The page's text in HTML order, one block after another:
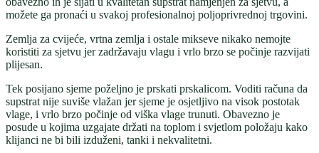
možete ga pronaći u svakoj profesionalnoj poljoprivrednoj trgovini.
Zemlja za cvijeće, vrtna zemlja i ostale mikseve nikako nemojte
koristiti za sjetvu jer zadržavaju vlagu i vrlo brzo se počinje razvijati
plijesan.
Tek posijano sjeme poželjno je prskati prskalicom. Voditi računa da
supstrat nije suviše vlažan jer sjeme je osjetljivo na visok postotak
vlage, i vrlo brzo počinje od viška vlage trunuti. Obavezno je
posude u kojima uzgajate držati na toplom i svjetlom položaju kako
klijanci ne bi bili izduženi, tanki i nekvalitetni.